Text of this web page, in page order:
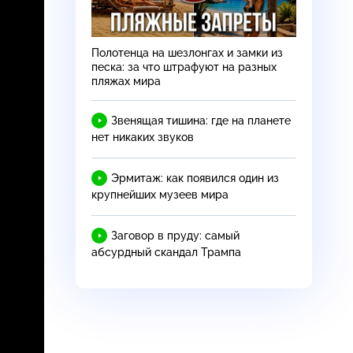
Полотенца на шезлонгах и замки из
песка: за что штрафуют на разных
пляжах мира
Звенящая тишина: где на планете
нет никаких звуков
Эрмитаж: как появился один из
крупнейших музеев мира
Заговор в пруду: самый
абсурдный скандал Трампа